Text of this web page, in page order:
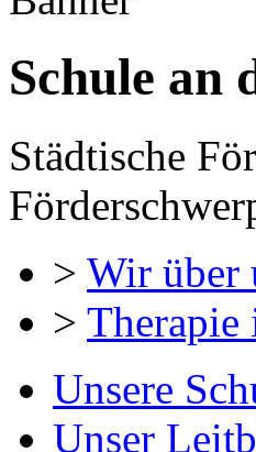
Schule an
Städtische
> Wir über
> Therapie
Unsere
Unser